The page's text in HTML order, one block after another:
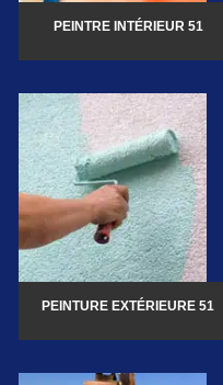
PEINTRE INTÉRIEUR 51
PEINTURE EXTÉRIEURE 51